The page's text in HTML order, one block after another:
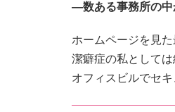
―数ある事務所の中
ホームページを見
潔癖症の私としては
オフィスビルでセ